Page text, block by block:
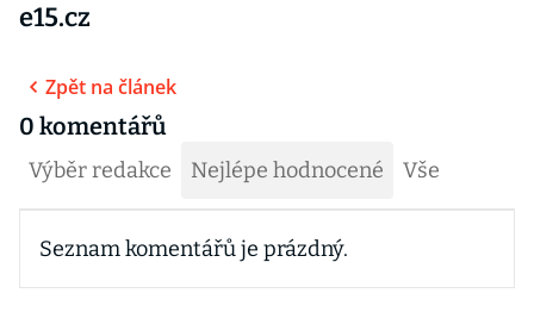
e15.cz
Zpět na článek
0 komentářů
Výběr redakce Nejlépe hodnocené Vše
Seznam komentářů je prázdný.